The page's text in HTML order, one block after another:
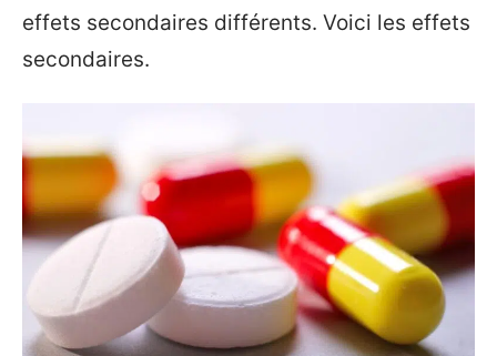
effets secondaires différents. Voici les effets
secondaires.